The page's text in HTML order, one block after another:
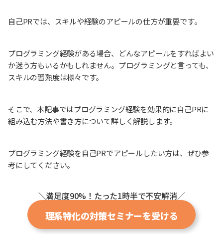
自己PRでは、スキルや経験のアピールの仕方が重要です。
プログラミング経験がある場合、どんなアピールをすればよい
か迷う方もいるかもしれません。プログラミングと言っても、
スキルの習熟度は様々です。
そこで、本記事ではプログラミング経験を効果的に自己PRに
組み込む方法や書き方について詳しく解説します。
プログラミング経験を自己PRでアピールしたい方は、ぜひ参
考にしてください。
＼満足度90%！たった1時半で不安解消／
理系特化の対策セミナーを受ける